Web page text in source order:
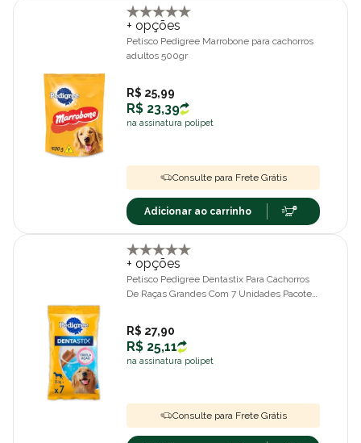
+ opções
Petisco Pedigree Marrobone para cachorros
adultos 500gr
R$ 25,99
R$ 23,39
na assinatura polipet
Consulte para Frete Grátis
Adicionar ao carrinho
+ opções
Petisco Pedigree Dentastix Para Cachorros
De Raças Grandes Com 7 Unidades Pacote
R$ 27,90
R$ 25,11
na assinatura polipet
Consulte para Frete Grátis